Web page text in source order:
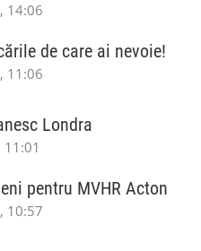
14:06
de care ai nevoie!
11:06
Londra
pentru MVHR Acton
10:57